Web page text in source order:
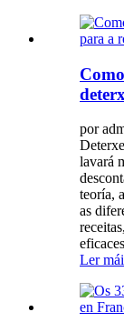
por
lavará
teoría,
as
Ler